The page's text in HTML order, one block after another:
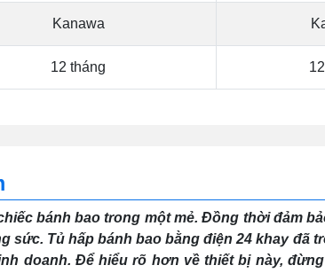
Kanawa
12 tháng
bánh bao trong một mẻ. Đồng thời đảm
sức. Tủ hấp bánh bao bằng điện 24 khay đã
doanh. Để hiểu rõ hơn về thiết bị này,